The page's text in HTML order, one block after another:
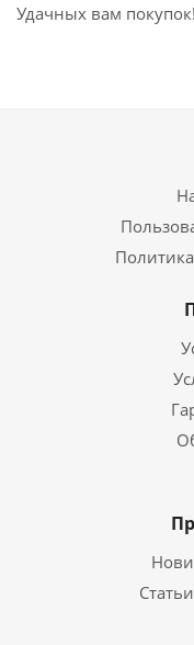
Удачных вам покупок!